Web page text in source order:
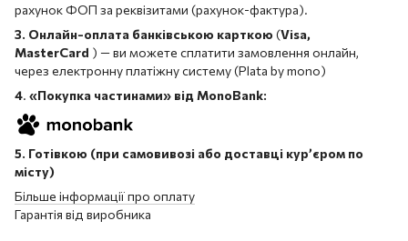
рахунок ФОП за реквізитами (рахунок-фактура).
3. Онлайн-оплата банківською карткою (Visa,
MasterCard ) — ви можете сплатити замовлення онлайн,
через електронну платіжну систему (Plata by mono)
4. «Покупка частинами» від MonoBank:
5. Готівкою (при самовивозі або доставці кур’єром по
місту)
Більше інформації про оплату
Гарантія від виробника